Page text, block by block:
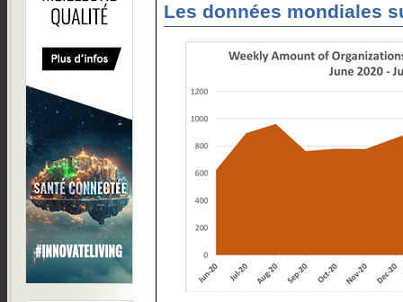
Les données mondiales